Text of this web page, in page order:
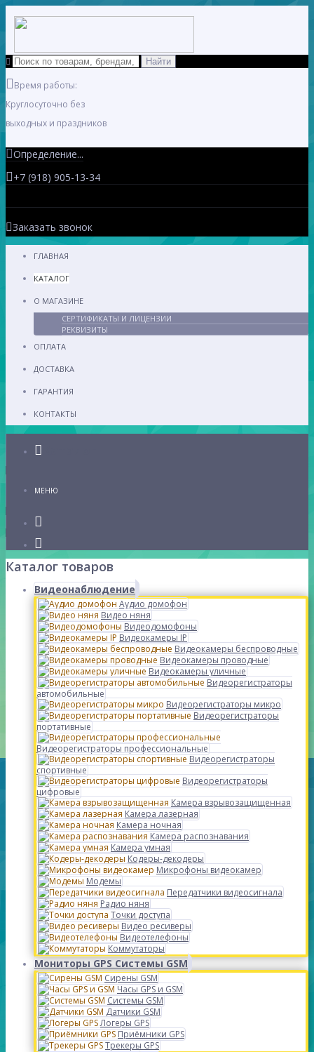
Время работы:
Круглосуточно без
выходных и праздников
Определение...
+7 (918) 905-13-34
Заказать звонок
ГЛАВНАЯ
КАТАЛОГ
О МАГАЗИНЕ
СЕРТИФИКАТЫ И ЛИЦЕНЗИИ
РЕКВИЗИТЫ
ОПЛАТА
ДОСТАВКА
ГАРАНТИЯ
КОНТАКТЫ
МЕНЮ
Каталог товаров
Видеонаблюдение
Аудио домофон
Видео няня
Видеодомофоны
Видеокамеры IP
Видеокамеры беспроводные
Видеокамеры проводные
Видеокамеры уличные
Видеорегистраторы
автомобильные
Видеорегистраторы микро
Видеорегистраторы
портативные
Видеорегистраторы профессиональные
Видеорегистраторы
спортивные
Видеорегистраторы
цифровые
Камера взрывозащищенная
Камера лазерная
Камера ночная
Камера распознавания
Камера умная
Кодеры-декодеры
Микрофоны видеокамер
Модемы
Передатчики видеосигнала
Радио няня
Точки доступа
Видео ресиверы
Видеотелефоны
Коммутаторы
Мониторы GPS Системы GSM
Сирены GSM
Часы GPS и GSM
Системы GSM
Датчики GSM
Логеры GPS
Приёмники GPS
Трекеры GPS